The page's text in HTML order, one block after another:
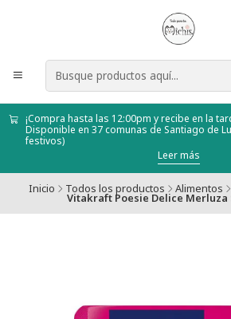
¡Compra hasta las 12:00pm y recibe en la
Disponible en 37 comunas de Santiago de
festivos)
Leer más
Inicio Todos los productos Alimentos
Vitakraft Poesie Delice Merluza